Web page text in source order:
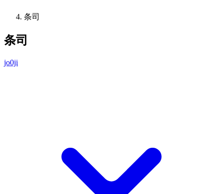
条司
条司
jo0ji